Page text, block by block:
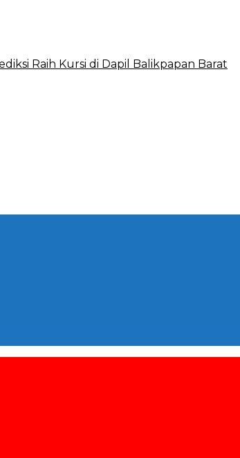
Raih Kursi di Dapil Balikpapan Barat